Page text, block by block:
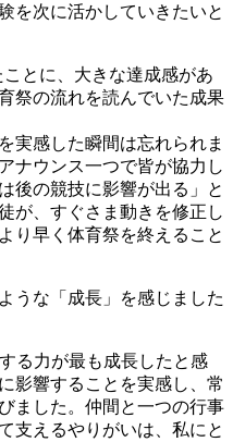
を次に活かしていきたいと
とに、大きな達成感があ
祭の流れを読んでいた成果
実感した瞬間は忘れられま
ナウンス一つで皆が協力し
後の競技に影響が出る」と
が、すぐさま動きを修正し
り早く体育祭を終えること
うな「成長」を感じました
る力が最も成長したと感
影響することを実感し、常
ました。仲間と一つの行事
支えるやりがいは、私にと